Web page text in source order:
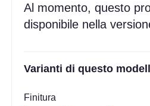
Al momento, questo
disponibile nella
Varianti di questo
Finitura